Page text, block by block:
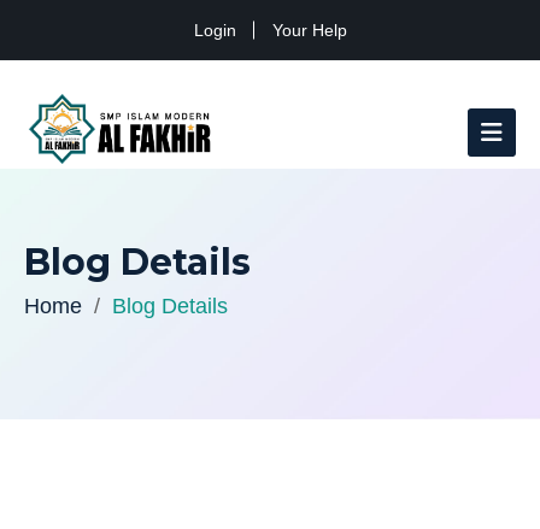
Login Your Help
Blog Details
Home Blog Details